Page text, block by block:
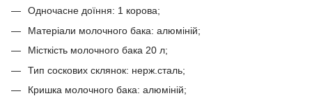
Одночасне доїння: 1 корова;
Матеріали молочного бака: алюміній;
Місткість молочного бака 20 л;
Тип соскових склянок: нерж.сталь;
Кришка молочного бака: алюміній;